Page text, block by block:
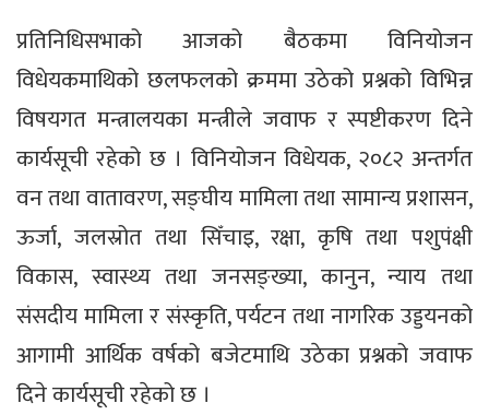
प्रतिनिधिसभाको आजको बैठकमा विनियोजन
विधेयकमाथिको छलफलको क्रममा उठेको प्रश्नको विभिन्न
विषयगत मन्त्रालयका मन्त्रीले जवाफ र स्पष्टीकरण दिने
कार्यसूची रहेको छ । विनियोजन विधेयक, २०८२ अन्तर्गत
वन तथा वातावरण, सङ्घीय मामिला तथा सामान्य प्रशासन,
ऊर्जा, जलस्रोत तथा सिँचाइ, रक्षा, कृषि तथा पशुपंक्षी
विकास, स्वास्थ्य तथा जनसङ्ख्या, कानुन, न्याय तथा
संसदीय मामिला र संस्कृति, पर्यटन तथा नागरिक उड्डयनको
आगामी आर्थिक वर्षको बजेटमाथि उठेका प्रश्नको जवाफ
दिने कार्यसूची रहेको छ ।